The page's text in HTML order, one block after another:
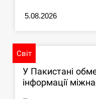
12:23
Силы обороны
5.08.2026
Світ
У Пакистані
інформації